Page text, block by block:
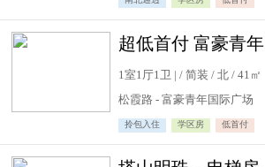
1室1厅1卫 | / 简装 / 北 / 41㎡
松霞路 - 富豪青年国际广场
拎包入住 学区房 低首付